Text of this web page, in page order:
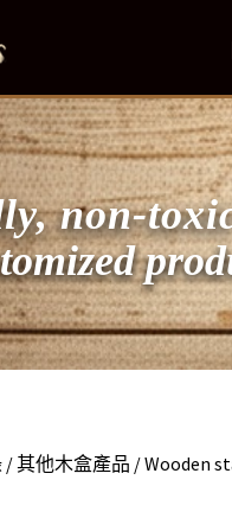
non-
/其他木盒產品 / Wooden